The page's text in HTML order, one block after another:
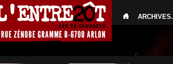
ARCHIVES.